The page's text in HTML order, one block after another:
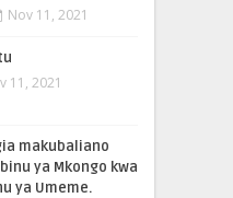
Nov 11, 2021
11, 2021
makubaliano
ya Mkongo kwa
ya Umeme.